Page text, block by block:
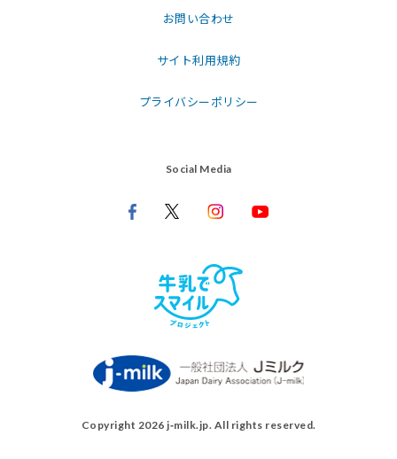
Copyright 2026 j‑milk.jp. All rights reserved.
お問い合わせ
サイト利用規約
プライバシーポリシー
Social Media